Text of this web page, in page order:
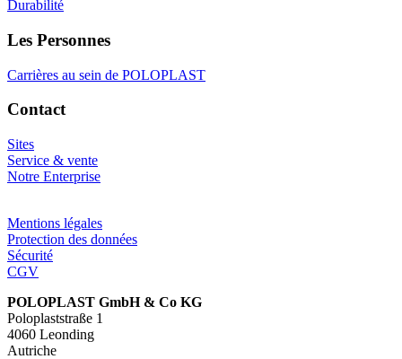
Durabilité
Les Personnes
Carrières au sein de POLOPLAST
Contact
Sites
Service & vente
Notre Enterprise
Mentions légales
Protection des données
Sécurité
CGV
POLOPLAST GmbH & Co KG
Poloplaststraße 1
4060 Leonding
Autriche